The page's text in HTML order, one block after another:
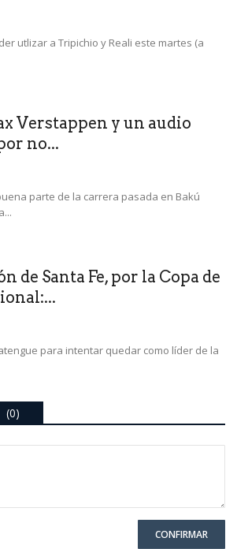
utlizar a Tripichio y Reali este martes (a
Verstappen y un audio
no...
parte de la carrera pasada en Bakú
de Santa Fe, por la Copa de
para intentar quedar como líder de la
(0)
CONFIRMAR